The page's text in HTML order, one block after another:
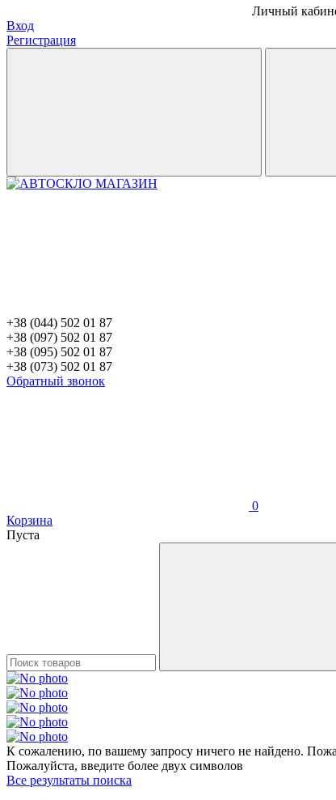
Личный
Вход
Регистрация
+38 (044) 502 01 87
+38 (097) 502 01 87
+38 (095) 502 01 87
+38 (073) 502 01 87
Обратный звонок
0
Корзина
Пуста
К сожалению, по вашему запросу ничего не найдено.
Пожалуйста, введите более двух символов
Все результаты поиска